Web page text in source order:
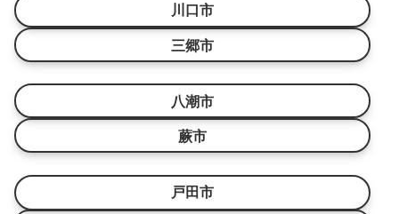
川口市
三郷市
八潮市
蕨市
戸田市